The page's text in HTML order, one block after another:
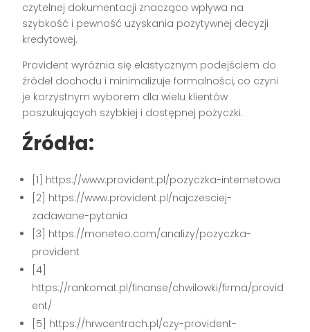
czytelnej dokumentacji znacząco wpływa na
szybkość i pewność uzyskania pozytywnej decyzji
kredytowej.
Provident wyróżnia się elastycznym podejściem do
źródeł dochodu i minimalizuje formalności, co czyni
je korzystnym wyborem dla wielu klientów
poszukujących szybkiej i dostępnej pożyczki.
Źródła:
[1] https://www.provident.pl/pozyczka-internetowa
[2] https://www.provident.pl/najczesciej-
zadawane-pytania
[3] https://moneteo.com/analizy/pozyczka-
provident
[4]
https://rankomat.pl/finanse/chwilowki/firma/provid
ent/
[5] https://hrwcentrach.pl/czy-provident-